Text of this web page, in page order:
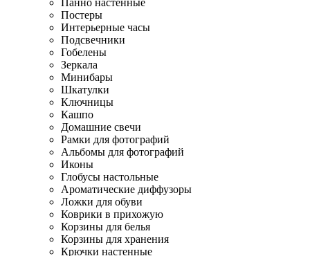
Панно настенные
Постеры
Интерьерные часы
Подсвечники
Гобелены
Зеркала
Минибары
Шкатулки
Ключницы
Кашпо
Домашние свечи
Рамки для фотографий
Альбомы для фотографий
Иконы
Глобусы настольные
Ароматические диффузоры
Ложки для обуви
Коврики в прихожую
Корзины для белья
Корзины для хранения
Крючки настенные